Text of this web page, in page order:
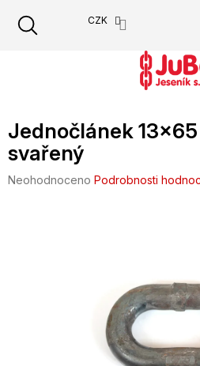
obsah
CZK
Jednočlánek 13x65
svařený
Průměrné
Neohodnoceno Podrobnosti